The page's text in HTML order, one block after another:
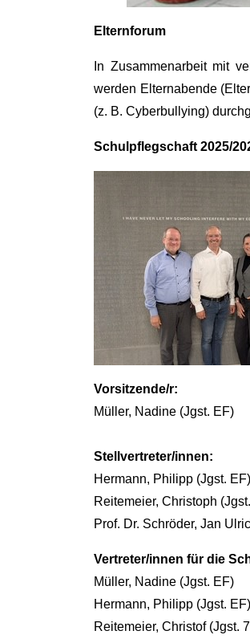
Elternforum
In Zusammenarbeit mit
werden Elternabende
(z. B. Cyberbullying)
Schulpflegschaft 2025/
Vorsitzende/r:
Müller, Nadine (Jgst. EF)
Stellvertreter/innen:
Hermann, Philipp (Jgst. EF)
Reitemeier, Christoph
Prof. Dr. Schröder, Jan
Vertreter/innen für die
Müller, Nadine (Jgst. EF)
Hermann, Philipp (Jgst. EF)
Reitemeier, Christof (Jgst.